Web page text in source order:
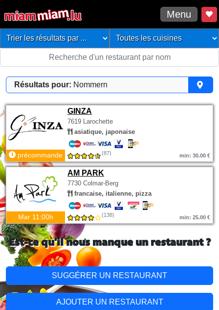
Menu
Résultats pour: Nommern
GINZA
7619 Larochette
asiatique, japonaise
précommande (87) min: 30.00 €
AM PARK
7730 Colmar-Berg
francaise, italienne, pizza
Mar 11:00h (138) min: 25.00 €
Est-ce qu'il nous manque un restaurant ?
SUGGÉRER UN RESTAURANT
AJOUTER UN RESTAURANT